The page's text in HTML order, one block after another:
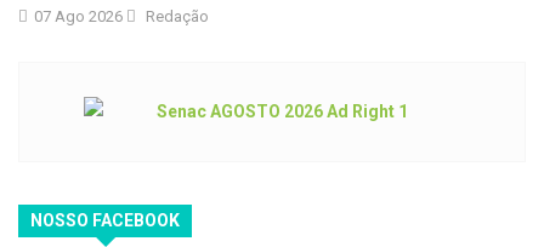
07 Ago 2026 Redação
NOSSO FACEBOOK